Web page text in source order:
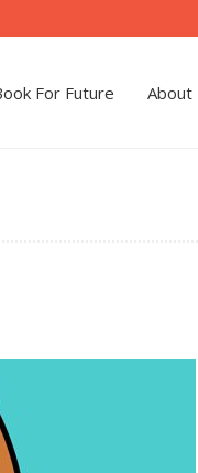
For Future About